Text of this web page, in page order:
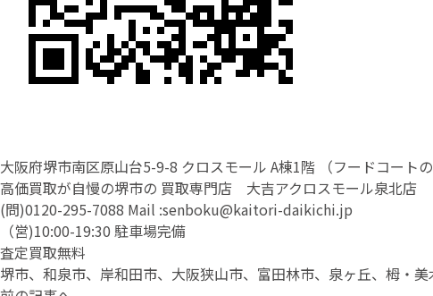
大阪府堺市南区原山台5-9-8 クロスモール A棟1階 （フードコート
高価買取が自慢の堺市の 買取専門店 大吉アクロスモール泉北店
(問)0120-295-7088 Mail :senboku@kaitori-daikichi.jp
（営)10:00-19:30 駐車場完備
査定買取無料
堺市、和泉市、岸和田市、大阪狭山市、富田林市、泉ヶ丘、栂・